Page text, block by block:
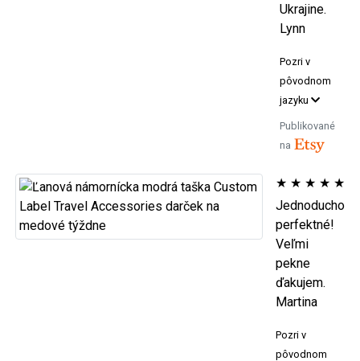
Ukrajine.
Lynn
Pozri v
pôvodnom
jazyku
Publikované
na
★ ★ ★ ★ ★
Jednoducho
perfektné!
Veľmi
pekne
ďakujem.
Martina
Pozri v
pôvodnom